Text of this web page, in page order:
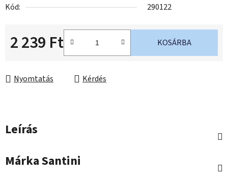
Kód:
290122
2 239 Ft KOSÁRBA
Nyomtatás Kérdés
Leírás
MárkaSantini